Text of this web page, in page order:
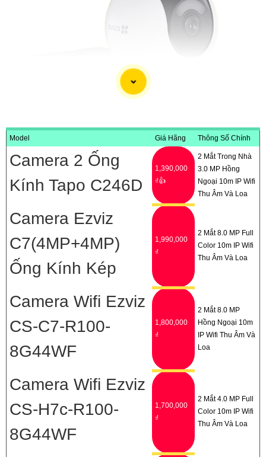
Model Giá Hãng Thông Số Chính
Camera 2 Ống
Kính Tapo C246D
1,390,000
₫👍
2 Mắt Trong Nhà
3.0 MP Hồng
Ngoại 10m IP Wifi
Thu Âm Và Loa
Camera Ezviz
C7(4MP+4MP)
Ống Kính Kép
1,990,000
₫
2 Mắt 8.0 MP Full
Color 10m IP Wifi
Thu Âm Và Loa
Camera Wifi Ezviz
CS-C7-R100-
8G44WF
1,800,000
₫
2 Mắt 8.0 MP
Hồng Ngoại 10m
IP Wifi Thu Âm Và
Loa
Camera Wifi Ezviz
CS-H7c-R100-
8G44WF
1,700,000
₫
2 Mắt 4.0 MP Full
Color 10m IP Wifi
Thu Âm Và Loa